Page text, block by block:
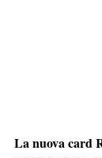
La nuova card